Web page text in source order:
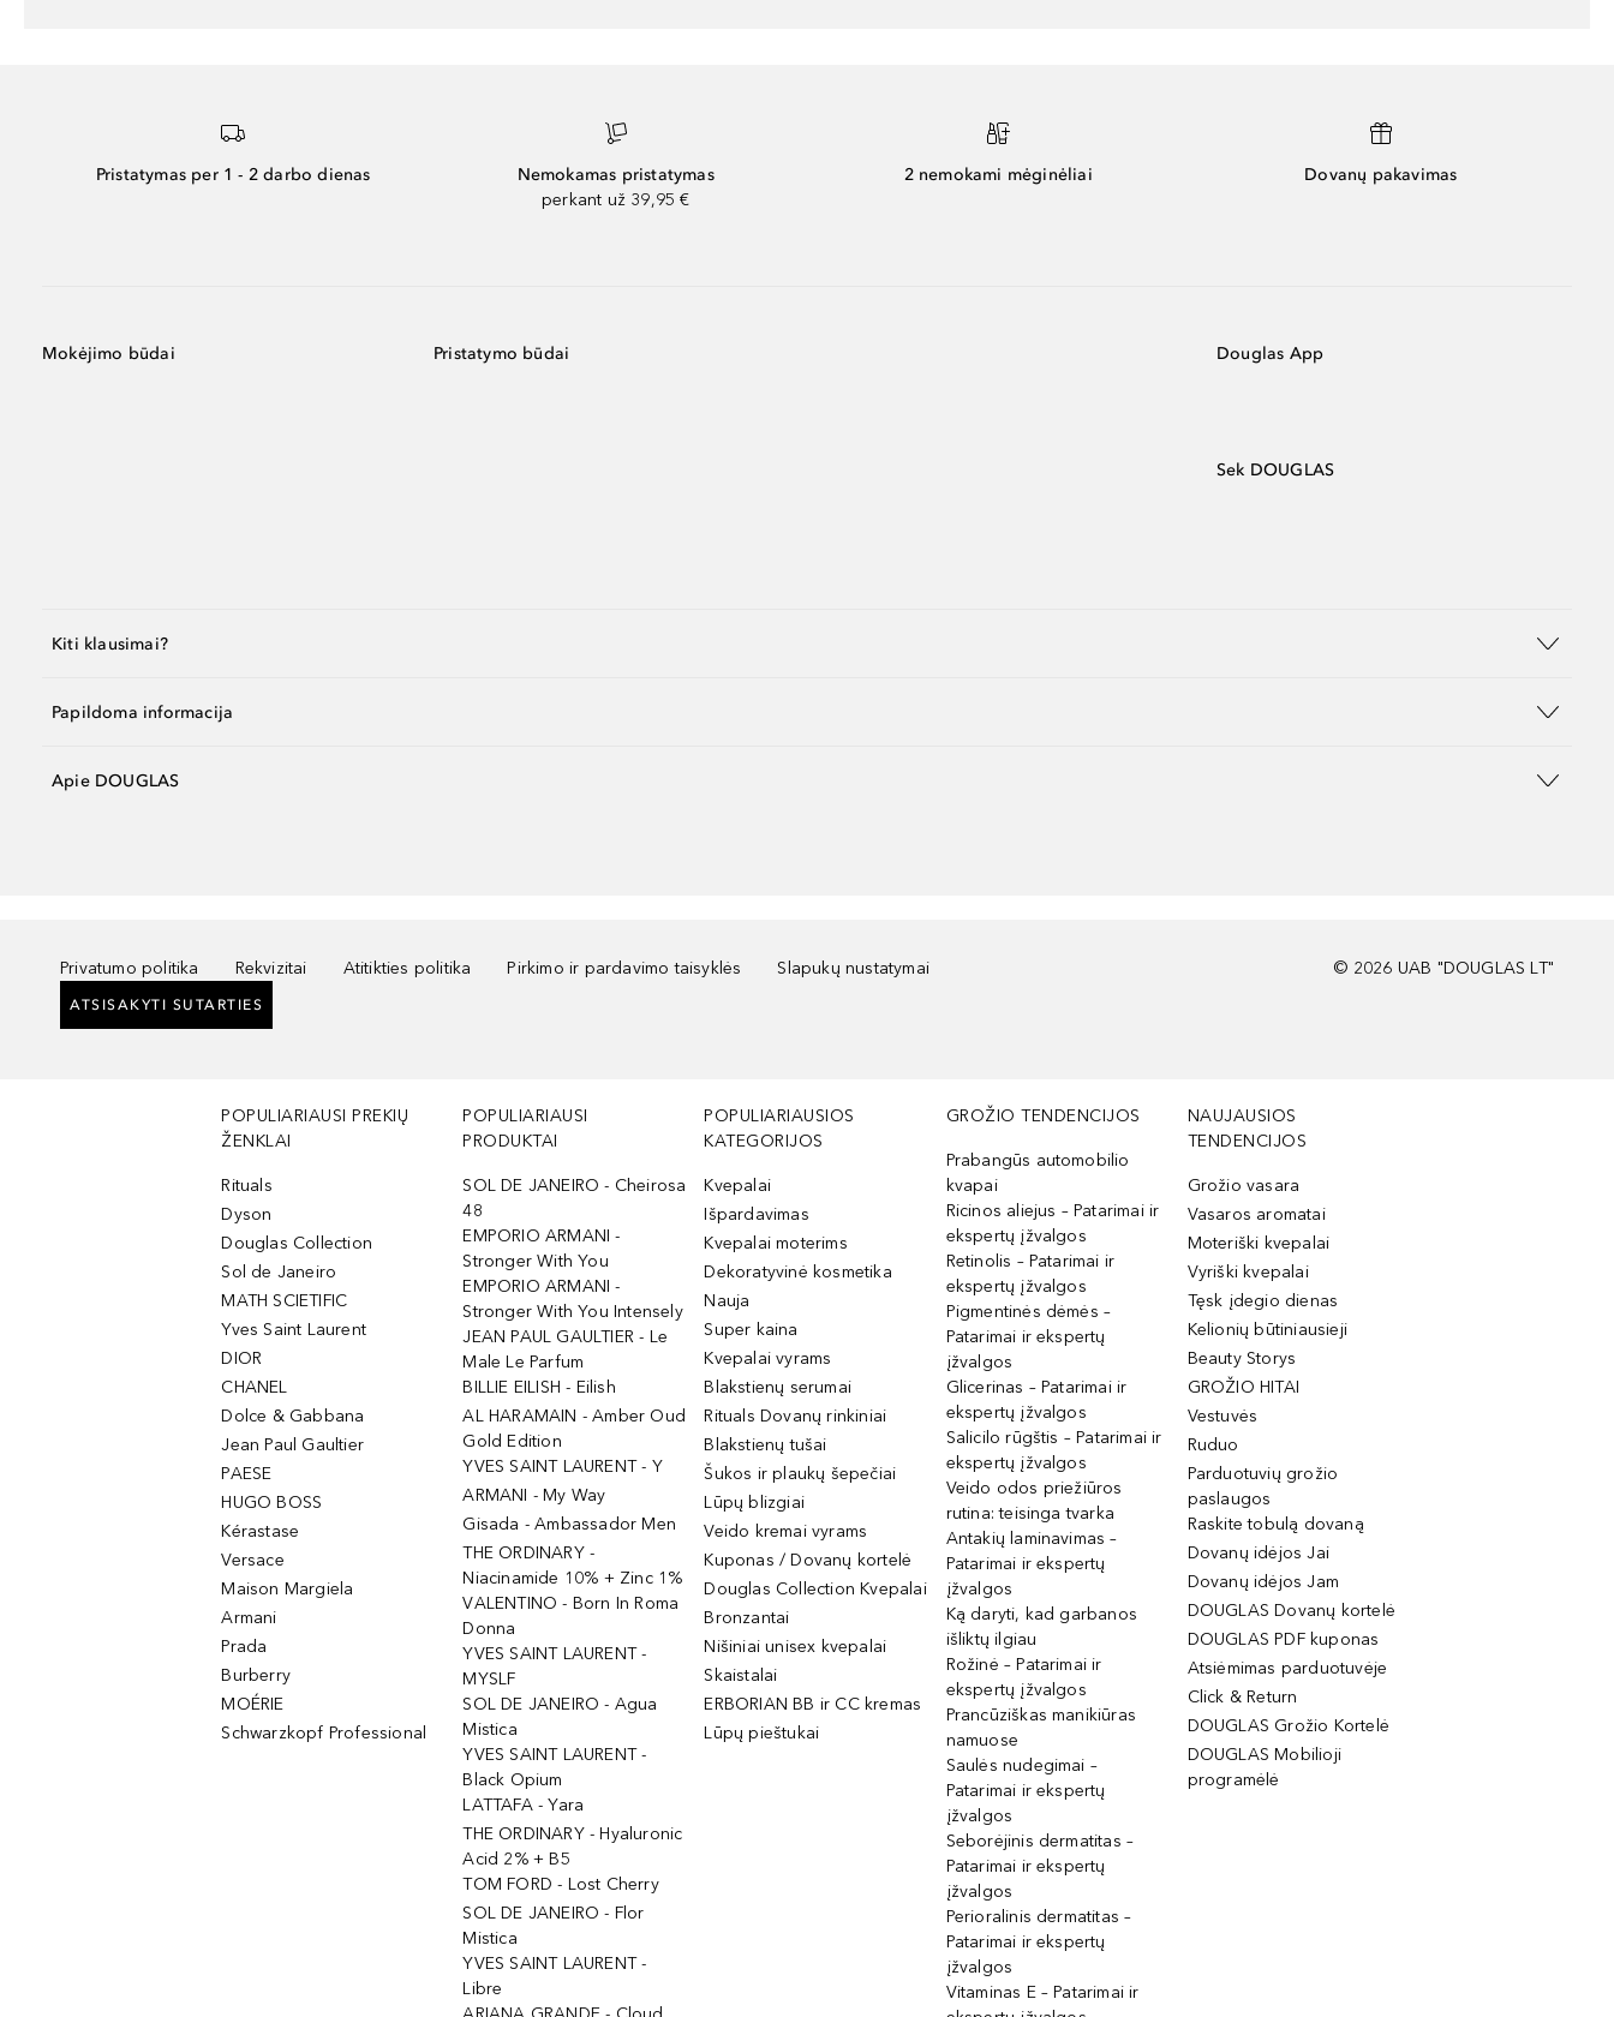
Pristatymas per 1 - 2 darbo dienas
Nemokamas pristatymas
perkant už 39,95 €
2 nemokami mėginėliai Dovanų pakavimas
Mokėjimo būdai Pristatymo būdai Douglas App
Sek DOUGLAS
Kiti klausimai?
Papildoma informacija
Apie DOUGLAS
Privatumo politika Rekvizitai Atitikties politika Pirkimo ir pardavimo taisyklės Slapukų nustatymai
ATSISAKYTI SUTARTIES
© 2026 UAB "DOUGLAS LT"
POPULIARIAUSI PREKIŲ
ŽENKLAI
Rituals
Dyson
Douglas Collection
Sol de Janeiro
MATH SCIETIFIC
Yves Saint Laurent
DIOR
CHANEL
Dolce & Gabbana
Jean Paul Gaultier
PAESE
HUGO BOSS
Kérastase
Versace
Maison Margiela
Armani
Prada
Burberry
MOÉRIE
Schwarzkopf Professional
POPULIARIAUSI
PRODUKTAI
SOL DE JANEIRO - Cheirosa
48
EMPORIO ARMANI -
Stronger With You
EMPORIO ARMANI -
Stronger With You Intensely
JEAN PAUL GAULTIER - Le
Male Le Parfum
BILLIE EILISH - Eilish
AL HARAMAIN - Amber Oud
Gold Edition
YVES SAINT LAURENT - Y
ARMANI - My Way
Gisada - Ambassador Men
THE ORDINARY -
Niacinamide 10% + Zinc 1%
VALENTINO - Born In Roma
Donna
YVES SAINT LAURENT -
MYSLF
SOL DE JANEIRO - Agua
Mistica
YVES SAINT LAURENT -
Black Opium
LATTAFA - Yara
THE ORDINARY - Hyaluronic
Acid 2% + B5
TOM FORD - Lost Cherry
SOL DE JANEIRO - Flor
Mistica
YVES SAINT LAURENT -
Libre
POPULIARIAUSIOS
KATEGORIJOS
Kvepalai
Išpardavimas
Kvepalai moterims
Dekoratyvinė kosmetika
Nauja
Super kaina
Kvepalai vyrams
Blakstienų serumai
Rituals Dovanų rinkiniai
Blakstienų tušai
Šukos ir plaukų šepečiai
Lūpų blizgiai
Veido kremai vyrams
Kuponas / Dovanų kortelė
Douglas Collection Kvepalai
Bronzantai
Nišiniai unisex kvepalai
Skaistalai
ERBORIAN BB ir CC kremas
Lūpų pieštukai
GROŽIO TENDENCIJOS
Prabangūs automobilio
kvapai
Ricinos aliejus – Patarimai ir
ekspertų įžvalgos
Retinolis – Patarimai ir
ekspertų įžvalgos
Pigmentinės dėmės –
Patarimai ir ekspertų
įžvalgos
Glicerinas – Patarimai ir
ekspertų įžvalgos
Salicilo rūgštis – Patarimai ir
ekspertų įžvalgos
Veido odos priežiūros
rutina: teisinga tvarka
Antakių laminavimas –
Patarimai ir ekspertų
įžvalgos
Ką daryti, kad garbanos
išliktų ilgiau
Rožinė – Patarimai ir
ekspertų įžvalgos
Prancūziškas manikiūras
namuose
Saulės nudegimai –
Patarimai ir ekspertų
įžvalgos
Seborėjinis dermatitas –
Patarimai ir ekspertų
įžvalgos
Perioralinis dermatitas –
Patarimai ir ekspertų
įžvalgos
Vitaminas E – Patarimai ir
NAUJAUSIOS
TENDENCIJOS
Grožio vasara
Vasaros aromatai
Moteriški kvepalai
Vyriški kvepalai
Tęsk įdegio dienas
Kelionių būtiniausieji
Beauty Storys
GROŽIO HITAI
Vestuvės
Ruduo
Parduotuvių grožio
paslaugos
Raskite tobulą dovaną
Dovanų idėjos Jai
Dovanų idėjos Jam
DOUGLAS Dovanų kortelė
DOUGLAS PDF kuponas
Atsiėmimas parduotuvėje
Click & Return
DOUGLAS Grožio Kortelė
DOUGLAS Mobilioji
programėlė